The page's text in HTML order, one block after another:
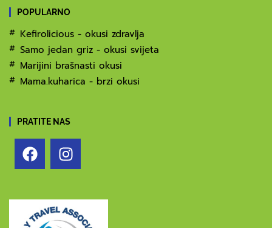
POPULARNO
Kefirolicious - okusi zdravlja
Samo jedan griz - okusi svijeta
Marijini brašnasti okusi
Mama.kuharica - brzi okusi
PRATITE NAS